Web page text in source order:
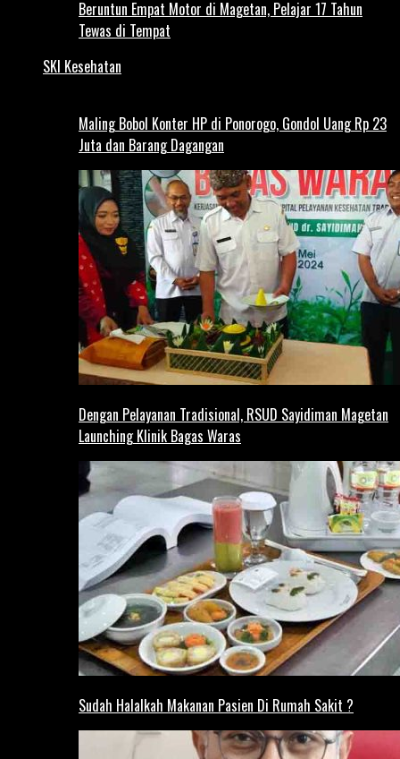
Beruntun Empat Motor di Magetan, Pelajar 17 Tahun
Tewas di Tempat
SKI Kesehatan
Maling Bobol Konter HP di Ponorogo, Gondol Uang Rp 23
Juta dan Barang Dagangan
Dengan Pelayanan Tradisional, RSUD Sayidiman Magetan
Launching Klinik Bagas Waras
Sudah Halalkah Makanan Pasien Di Rumah Sakit ?